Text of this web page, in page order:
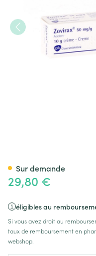
29,80 €
éligibles au
Si vous avez droit au
taux de remboursement en
webshop.
Sur demande